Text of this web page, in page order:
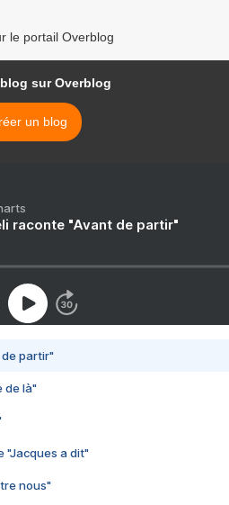
le portail Overblog
sur Overblog
un blog
raconte "Avant de partir"
de partir"
de là"
"Jacques a dit"
nous"